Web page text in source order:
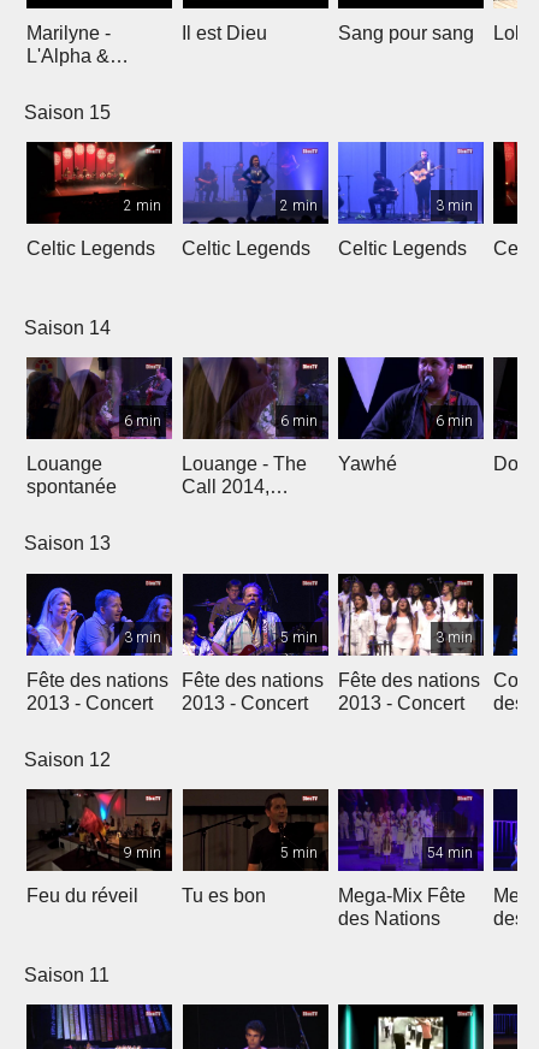
Marilyne -
L'Alpha &
Il est Dieu Sang pour sang Lola
Saison 15
2 min
Celtic Legends
2 min
Celtic Legends
3 min
Celtic Legends
Saison 14
6 min
Louange
spontanée
6 min
Louange - The
Call 2014,
6 min
Yawhé
Saison 13
3 min
Fête des nations
2013 - Concert
5 min
Fête des nations
2013 - Concert
3 min
Fête des nations
2013 - Concert
des
Saison 12
9 min
Feu du réveil
5 min
Tu es bon
54 min
Mega-Mix Fête
des Nations
des
Saison 11